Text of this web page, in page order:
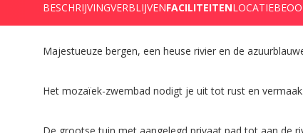
BESCHRIJVINGVERBLIJVENFACILITEITENLOCATIE
Majestueuze bergen, een heuse rivier en de
Het mozaïek-zwembad nodigt je uit tot rust en vermaak.